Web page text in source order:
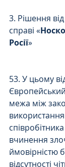
3. Рішення
справі «
Росії»
53. У цьому
межа між
вчинення
ймовірністю
відсутності